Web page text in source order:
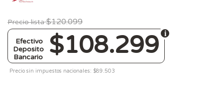
Precio lista $120.099
$108.299
Efectivo
Deposito
Bancario
Precio sin impuestos nacionales: $89.503